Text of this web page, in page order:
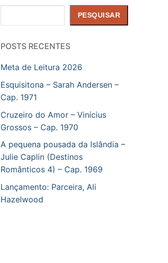
PESQUISAR
POSTS RECENTES
Meta de Leitura 2026
Esquisitona – Sarah Andersen –
Cap. 1971
Cruzeiro do Amor – Vinícius
Grossos – Cap. 1970
A pequena pousada da Islândia –
Julie Caplin (Destinos
Românticos 4) – Cap. 1969
Lançamento: Parceira, Ali
Hazelwood